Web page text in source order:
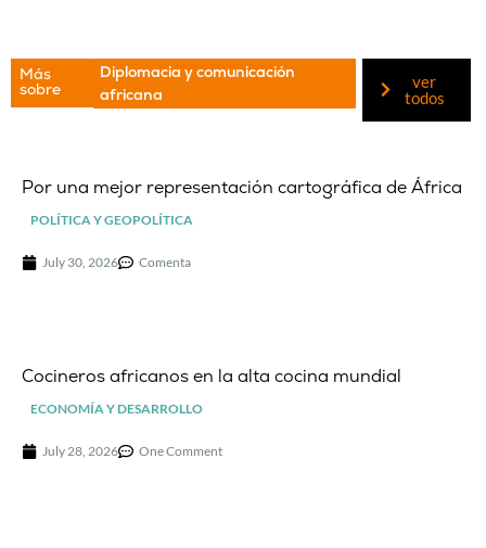
Más
sobre
Diplomacia y comunicación
africana
ver
todos
Por una mejor representación cartográfica de África
POLÍTICA Y GEOPOLÍTICA
July 30, 2026 Comenta
Cocineros africanos en la alta cocina mundial
ECONOMÍA Y DESARROLLO
July 28, 2026 One Comment